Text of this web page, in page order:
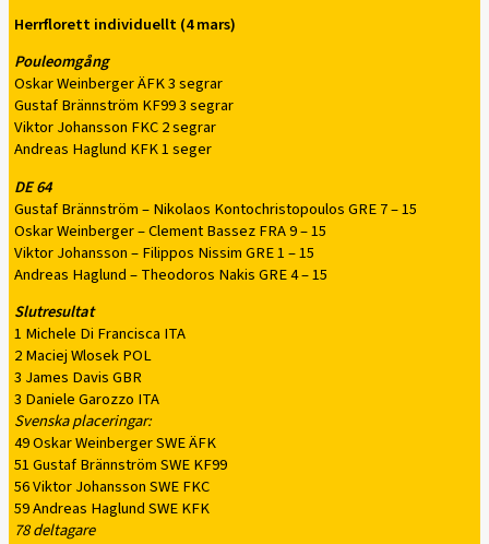
Herrflorett individuellt (4 mars)
Pouleomgång
Oskar Weinberger ÄFK 3 segrar
Gustaf Brännström KF99 3 segrar
Viktor Johansson FKC 2 segrar
Andreas Haglund KFK 1 seger
DE 64
Gustaf Brännström – Nikolaos Kontochristopoulos GRE 7 – 15
Oskar Weinberger – Clement Bassez FRA 9 – 15
Viktor Johansson – Filippos Nissim GRE 1 – 15
Andreas Haglund – Theodoros Nakis GRE 4 – 15
Slutresultat
1 Michele Di Francisca ITA
2 Maciej Wlosek POL
3 James Davis GBR
3 Daniele Garozzo ITA
Svenska placeringar:
49 Oskar Weinberger SWE ÄFK
51 Gustaf Brännström SWE KF99
56 Viktor Johansson SWE FKC
59 Andreas Haglund SWE KFK
78 deltagare